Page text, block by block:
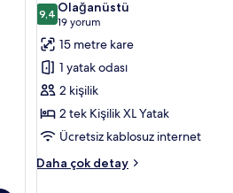
Yataklı
Oda,
Sigara
İçilmez
için
tüm
fotoğrafları
görün
9,49,4 / 10
Olağanüstü
19 yorum
(19
yorum)
15 metre kare
1 yatak odası
2 kişilik
2 tek Kişilik XL Yatak
Ücretsiz kablosuz internet
Daha çok detay
İki